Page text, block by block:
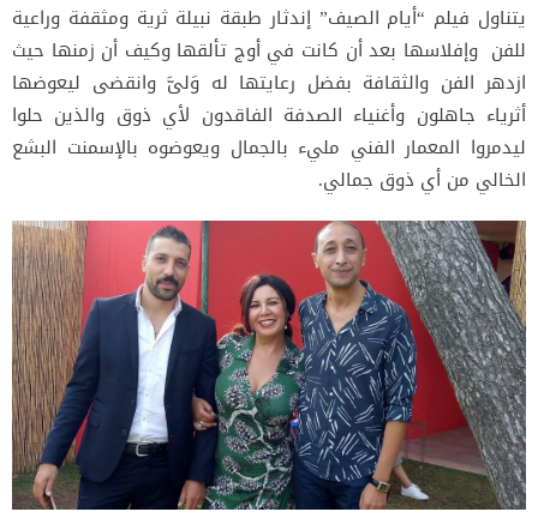
يتناول فيلم “أيام الصيف” إندثار طبقة نبيلة ثرية ومثقفة وراعية
للفن وإفلاسها بعد أن كانت في أوج تألقها وكيف أن زمنها حيث
ازدهر الفن والثقافة بفضل رعايتها له وَلىَّ وانقضى ليعوضها
أثرياء جاهلون وأغنياء الصدفة الفاقدون لأي ذوق والذين حلوا
ليدمروا المعمار الفني مليء بالجمال ويعوضوه بالإسمنت البشع
الخالي من أي ذوق جمالي.